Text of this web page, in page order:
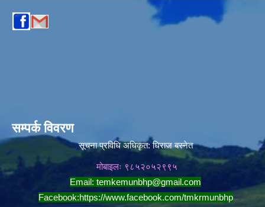
सम्पर्क विवरण
सूचना प्रविधि अधिकृत:धिराज बस्नेत
मोबाइलः ९८५२०५२९९५
Email: temkemunbhp@gmail.com
Facebook:https://www.facebook.com/tmkrmunbhp